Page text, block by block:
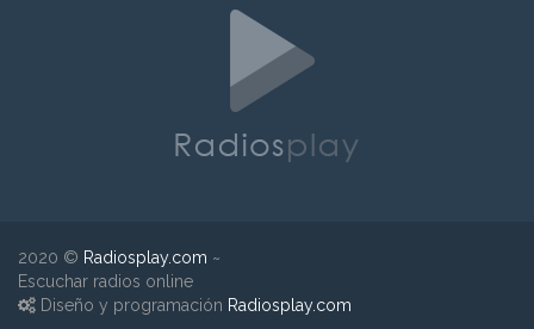
2020 © Radiosplay.com ~
Escuchar radios online
Diseño y programación Radiosplay.com